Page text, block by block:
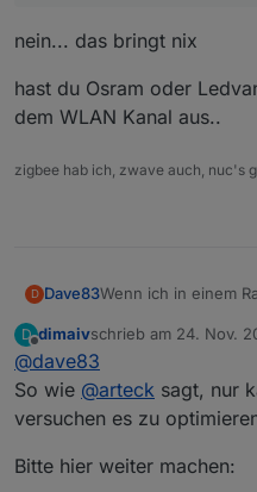
nein... das bringt nix
hast du Osram oder
dem WLAN Kanal aus..
zigbee hab ich, zwave auch, nuc's
D Dave83Wenn ich in einem
sind. Die sind doch
Lohnt es sich eine
D
Offline
dimaivschrieb am 24. Nov.
zuletzt editiert von
@dave83
So wie @arteck sagt, nur
versuchen es zu
Bitte hier weiter machen: